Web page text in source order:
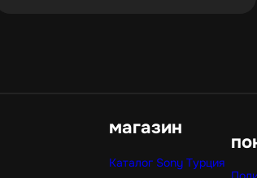
магазин
Каталог Sony Турция